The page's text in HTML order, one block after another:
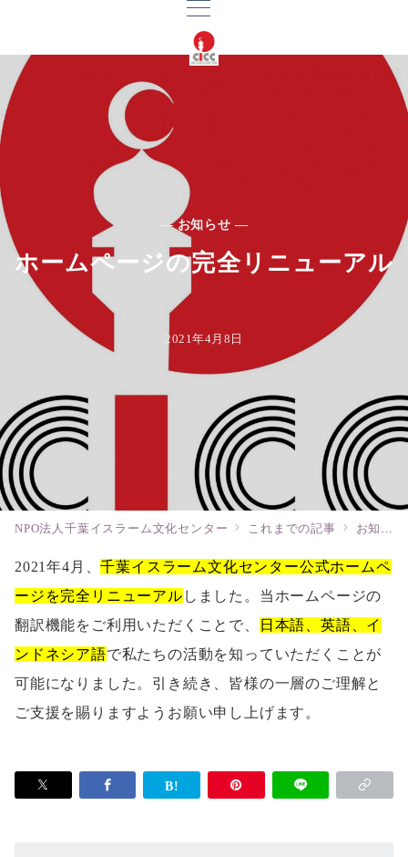
— お知らせ —
ホームページの完全リニューアル
2021年4月8日
NPO法人千葉イスラーム文化センター これまでの記事 お知らせ
2021年4月、千葉イスラーム文化センター公式ホームペ
ージを完全リニューアル しました。当ホームページの
翻訳機能をご利用いただくことで、
日本語、英語、イ
ンドネシア語で私たちの活動を知っていただくことが
可能になりました。引き続き、皆様の一層のご理解と
ご支援を賜りますようお願い申し上げます。